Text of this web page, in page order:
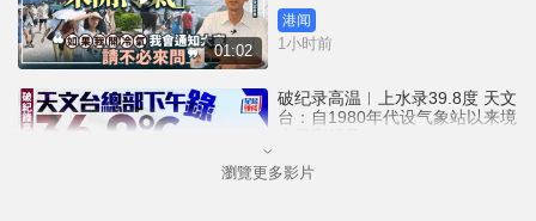
01:02
港闻
1小时前
破纪录高温︱上水录39.8度 天文
台：自1980年代设气象站以来境
港闻
瀏覽更多影片